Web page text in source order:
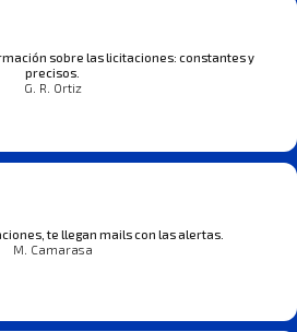
sobre las licitaciones: constantes y
precisos.
G. R. Ortiz
te llegan mails con las alertas.
M. Camarasa